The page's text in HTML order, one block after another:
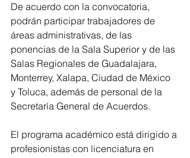
De acuerdo con la convocatoria,
podrán participar trabajadores de
áreas administrativas, de las
ponencias de la Sala Superior y de las
Salas Regionales de Guadalajara,
Monterrey, Xalapa, Ciudad de México
y Toluca, además de personal de la
Secretaría General de Acuerdos.
El programa académico está dirigido a
profesionistas con licenciatura en